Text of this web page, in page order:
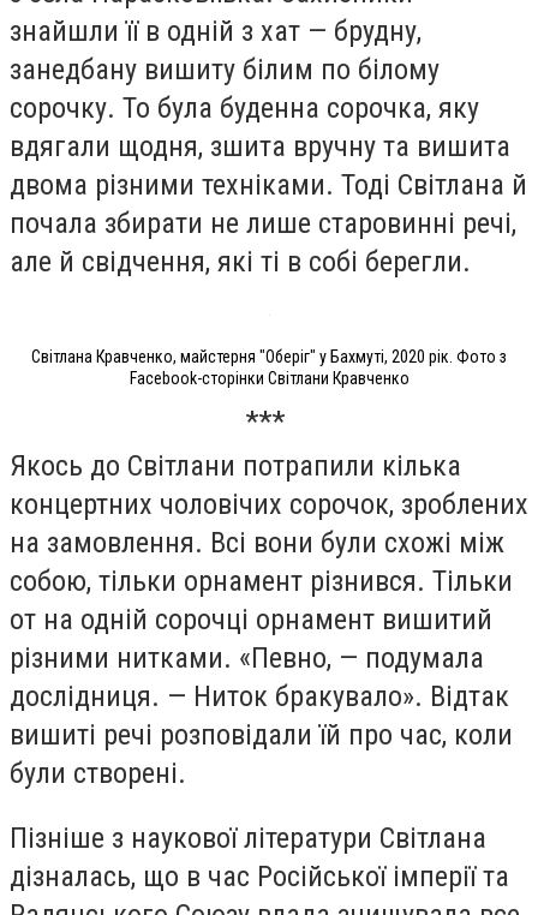
знайшли її в одній з хат — брудну,
занедбану вишиту білим по білому
сорочку. То була буденна сорочка, яку
вдягали щодня, зшита вручну та вишита
двома різними техніками. Тоді Світлана й
почала збирати не лише старовинні речі,
але й свідчення, які ті в собі берегли.
Світлана Кравченко, майстерня "Оберіг" у Бахмуті, 2020 рік. Фото з
Facebook-сторінки Світлани Кравченко
***
Якось до Світлани потрапили кілька
концертних чоловічих сорочок, зроблених
на замовлення. Всі вони були схожі між
собою, тільки орнамент різнився. Тільки
от на одній сорочці орнамент вишитий
різними нитками. «Певно, — подумала
дослідниця. — Ниток бракувало». Відтак
вишиті речі розповідали їй про час, коли
були створені.
Пізніше з наукової літератури Світлана
дізналась, що в час Російської імперії та